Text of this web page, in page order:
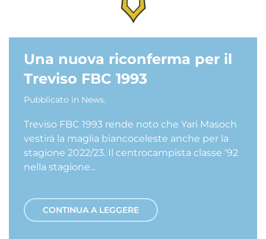
Una nuova riconferma per il
Treviso FBC 1993
Pubblicato in News.
Treviso FBC 1993 rende noto che Yari Masoch
vestirà la maglia biancoceleste anche per la
stagione 2022/23. Il centrocampista classe ‘92
nella stagione...
CONTINUA A LEGGERE